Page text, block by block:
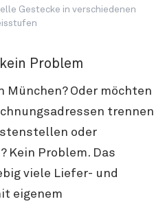
Gestecke in verschiedenen
Problem
München? Oder möchten
trennen
oder
Kein Problem. Das
viele Liefer- und
eigenem